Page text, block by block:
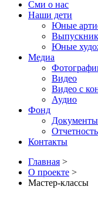
Сми о нас
Наши дети
Юные
Юные
Медиа
Видео
Видео с
Аудио
Фонд
Документы
Отчетность
Контакты
Главная >
О проекте >
Мастер-классы